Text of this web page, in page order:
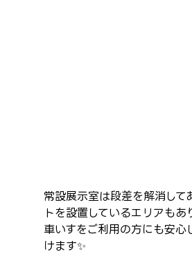
常設展示室は段差を解消して
トを設置しているエリアもあ
車いすをご利用の方にも安心
けます✨️